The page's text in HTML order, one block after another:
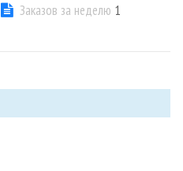
Заказов за неделю 1